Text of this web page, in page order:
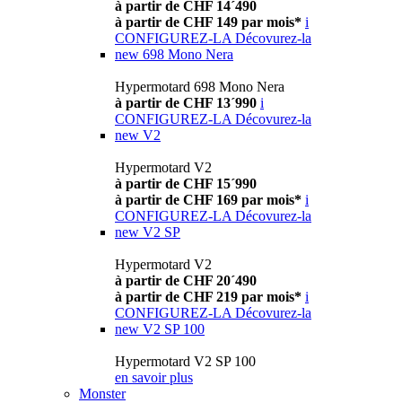
à partir de CHF 14´490
à partir de CHF 149 par mois* i
CONFIGUREZ-LA Décovurez-la
new 698 Mono Nera
Hypermotard 698 Mono Nera
à partir de CHF 13´990 i
CONFIGUREZ-LA Décovurez-la
new V2
Hypermotard V2
à partir de CHF 15´990
à partir de CHF 169 par mois* i
CONFIGUREZ-LA Décovurez-la
new V2 SP
Hypermotard V2
à partir de CHF 20´490
à partir de CHF 219 par mois* i
CONFIGUREZ-LA Décovurez-la
new V2 SP 100
Hypermotard V2 SP 100
en savoir plus
Monster